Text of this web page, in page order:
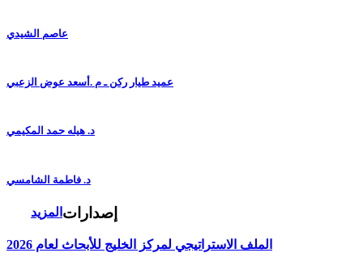
عاصم الشيدي
عميد طيار ركن ـ م .أسعد عوض الزعبي
د. هيله حمد المكيمي
د. فاطمة الشامسي
المزيد إصدارات
الملف الاستراتيجي لمركز الخليج للأبحاث لعام 2026